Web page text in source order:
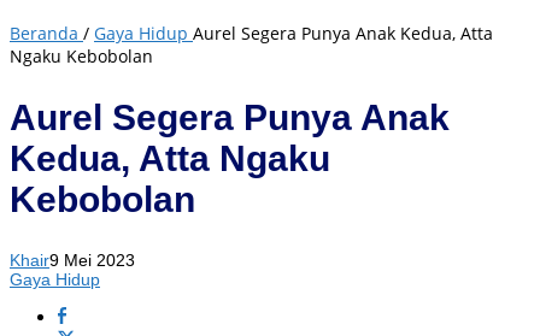
Beranda / Gaya Hidup Aurel Segera Punya Anak Kedua, Atta
Ngaku Kebobolan
Aurel Segera Punya Anak
Kedua, Atta Ngaku
Kebobolan
Khair9 Mei 2023
Gaya Hidup